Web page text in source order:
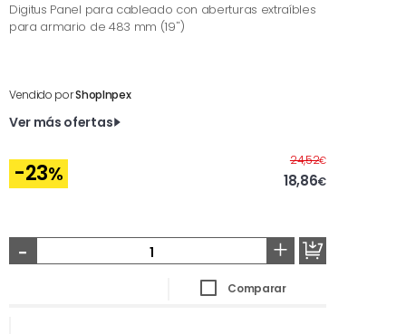
Digitus Panel para cableado con aberturas extraíbles
para armario de 483 mm (19'')
Vendido porShopInpex
Ver más ofertas
-23%
24,52€Antes
18,86€
- +
Comparar